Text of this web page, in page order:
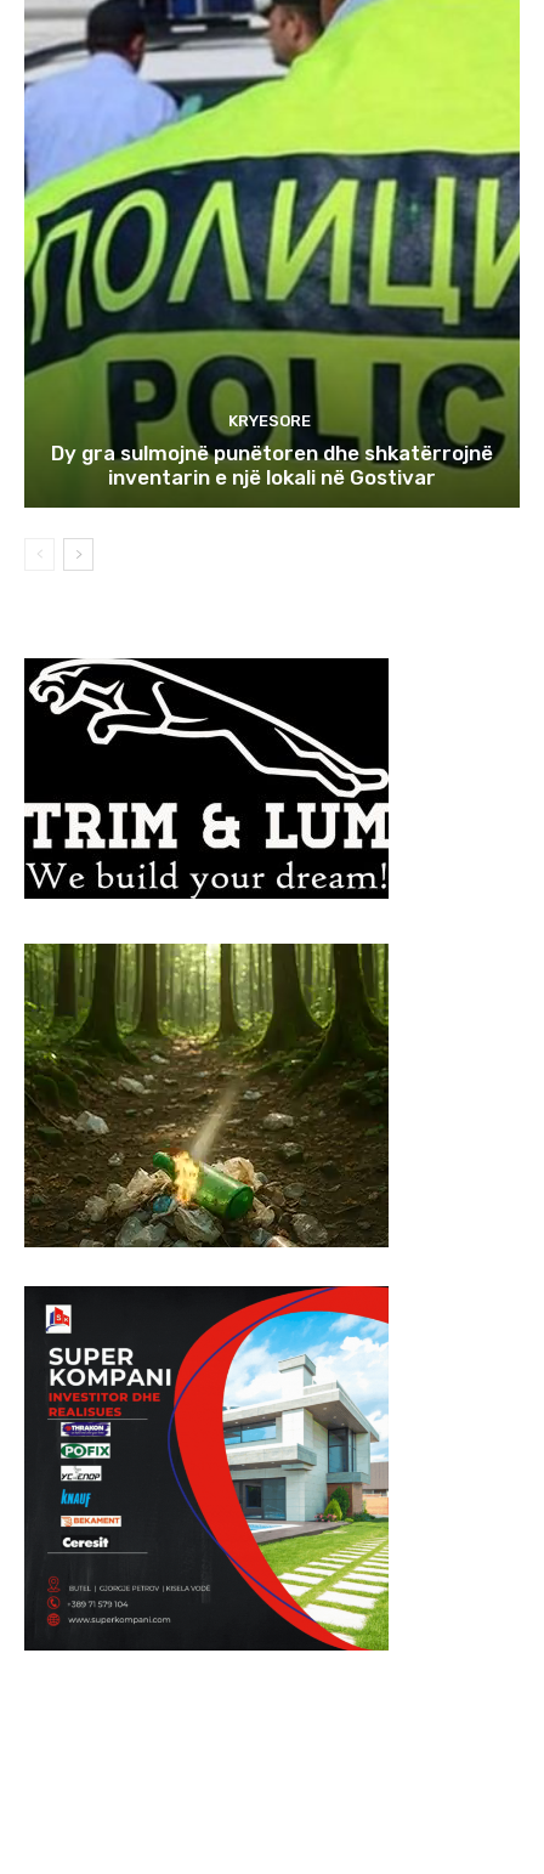
KRYESORE
Dy gra sulmojnë punëtoren dhe shkatërrojnë
inventarin e një lokali në Gostivar